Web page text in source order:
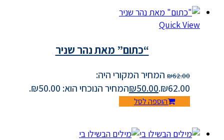
Quick View
“כתום” מאת נהר שניר
₪62.00
המחיר המקורי היה:
₪62.00.
₪50.00 המחיר הנוכחי הוא: ₪50.00.
הוספה לסל